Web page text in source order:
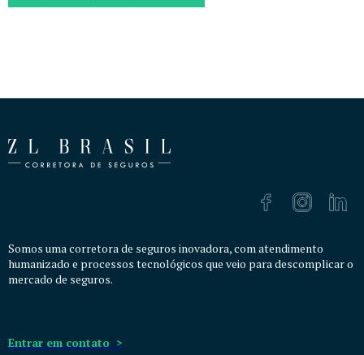
Somos uma corretora de seguros inovadora, com atendimento
humanizado e processos tecnológicos que veio para descomplicar o
mercado de seguros.
Entrar em contato >